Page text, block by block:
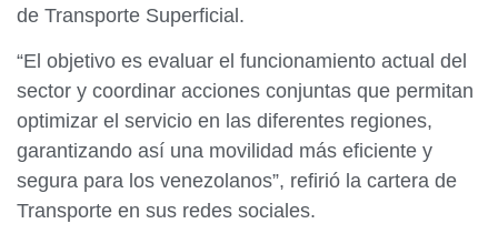
de Transporte Superficial.
“El objetivo es evaluar el funcionamiento actual del
sector y coordinar acciones conjuntas que permitan
optimizar el servicio en las diferentes regiones,
garantizando así una movilidad más eficiente y
segura para los venezolanos”, refirió la cartera de
Transporte en sus redes sociales.